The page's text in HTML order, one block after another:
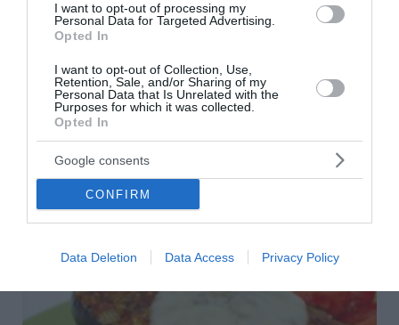
I want to opt-out of processing my
Personal Data for Targeted Advertising.
Opted In
I want to opt-out of Collection, Use,
Retention, Sale, and/or Sharing of my
Personal Data that Is Unrelated with the
Purposes for which it was collected.
Opted In
Google consents
CONFIRM
Data Deletion Data Access Privacy Policy
Γαριδομακαρονάδα
Για 3-4 άτομα Ετοιμασία: 10 λεπτά Μαγείρεμα: 40 λεπτά
Υλικά - 300-500 γραμμάρια μεγάλες γαρίδες - 1 μικρό
ξερό κρεμμύδι - 1 κίτρινη πιπεριά - 1 πράσινη πιπεριά...
30 Ιουλίου 2026